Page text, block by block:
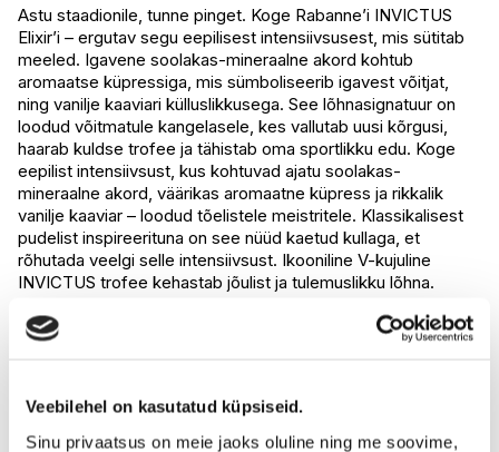
Veebilehel on kasutatud küpsiseid.
Sinu privaatsus on meie jaoks oluline ning me soovime,
I.L.U. Ülemiste
Saadaval
I.L.U. Rocca
Saadaval
I.L.U. Lõunakeskus
Saadaval
I.L.U. Pärnu
Ei ole saadaval
Astu staadionile, tunne pinget. Koge Rabanne’i INVICTUS
Elixir’i – ergutav segu eepilisest intensiivsusest, mis sütitab
meeled. Igavene soolakas-mineraalne akord kohtub
aromaatse küpressiga, mis sümboliseerib igavest võitjat,
ning vanilje kaaviari külluslikkusega. See lõhnasignatuur on
loodud võitmatule kangelasele, kes vallutab uusi kõrgusi,
haarab kuldse trofee ja tähistab oma sportlikku edu. Koge
eepilist intensiivsust, kus kohtuvad ajatu soolakas-
mineraalne akord, väärikas aromaatne küpress ja rikkalik
vanilje kaaviar – loodud tõelistele meistritele. Klassikalisest
pudelist inspireerituna on see nüüd kaetud kullaga, et
rõhutada veelgi selle intensiivsust. Ikooniline V-kujuline
INVICTUS trofee kehastab jõulist ja tulemuslikku lõhna.
võidukarikas eufoorilises kuldses läikes, mis sulandub
sügavaks mustaks. See on meisterlik käsitööteos, mis
Kasutamine: pihusta pulsipunktidele 15–20 cm kauguselt.